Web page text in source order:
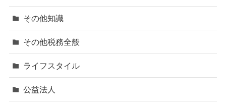
その他知識
その他税務全般
ライフスタイル
公益法人